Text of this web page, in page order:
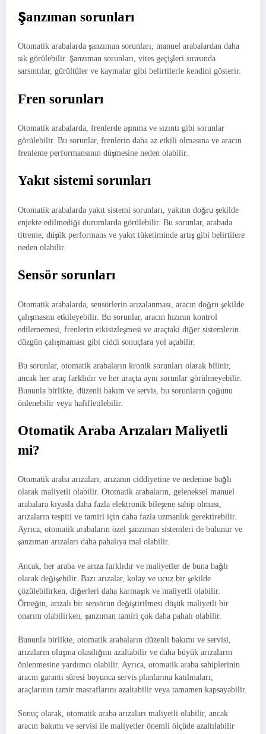
Şanzıman sorunları
Otomatik arabalarda şanzıman sorunları, manuel arabalardan daha
sık görülebilir. Şanzıman sorunları, vites geçişleri sırasında
sarsıntılar, gürültüler ve kaymalar gibi belirtilerle kendini gösterir.
Fren sorunları
Otomatik arabalarda, frenlerde aşınma ve sızıntı gibi sorunlar
görülebilir. Bu sorunlar, frenlerin daha az etkili olmasına ve aracın
frenleme performansının düşmesine neden olabilir.
Yakıt sistemi sorunları
Otomatik arabalarda yakıt sistemi sorunları, yakıtın doğru şekilde
enjekte edilmediği durumlarda görülebilir. Bu sorunlar, arabada
titreme, düşük performans ve yakıt tüketiminde artış gibi belirtilere
neden olabilir.
Sensör sorunları
Otomatik arabalarda, sensörlerin arızalanması, aracın doğru şekilde
çalışmasını etkileyebilir. Bu sorunlar, aracın hızının kontrol
edilememesi, frenlerin etkisizleşmesi ve araçtaki diğer sistemlerin
düzgün çalışmaması gibi ciddi sonuçlara yol açabilir.
Bu sorunlar, otomatik arabaların kronik sorunları olarak bilinir,
ancak her araç farklıdır ve her araçta aynı sorunlar görülmeyebilir.
Bununla birlikte, düzenli bakım ve servis, bu sorunların çoğunu
önlenebilir veya hafifletilebilir.
Otomatik Araba Arızaları Maliyetli
mi?
Otomatik araba arızaları, arızanın ciddiyetine ve nedenine bağlı
olarak maliyetli olabilir. Otomatik arabaların, geleneksel manuel
arabalara kıyasla daha fazla elektronik bileşene sahip olması,
arızaların tespiti ve tamiri için daha fazla uzmanlık gerektirebilir.
Ayrıca, otomatik arabaların özel şanzıman sistemleri de bulunur ve
şanzıman arızaları daha pahalıya mal olabilir.
Ancak, her araba ve arıza farklıdır ve maliyetler de buna bağlı
olarak değişebilir. Bazı arızalar, kolay ve ucuz bir şekilde
çözülebilirken, diğerleri daha karmaşık ve maliyetli olabilir.
Örneğin, arızalı bir sensörün değiştirilmesi düşük maliyetli bir
onarım olabilirken, şanzıman tamiri çok daha pahalı olabilir.
Bununla birlikte, otomatik arabaların düzenli bakımı ve servisi,
arızaların oluşma olasılığını azaltabilir ve daha büyük arızaların
önlenmesine yardımcı olabilir. Ayrıca, otomatik araba sahiplerinin
aracın garanti süresi boyunca servis planlarına katılmaları,
araçlarının tamir masraflarını azaltabilir veya tamamen kapsayabilir.
Sonuç olarak, otomatik araba arızaları maliyetli olabilir, ancak
aracın bakımı ve servisi ile maliyetler önemli ölçüde azaltılabilir